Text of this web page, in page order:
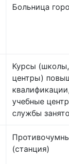
Больница
Курсы (школы,
центры)
учебные
службы
(станция)